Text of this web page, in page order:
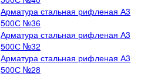
Арматура стальная рифленая А3
500С №36
Арматура стальная рифленая А3
500С №32
Арматура стальная рифленая А3
500С №28